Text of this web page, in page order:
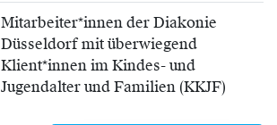
Mitarbeiter*innen der Diakonie
Düsseldorf mit überwiegend
Klient*innen im Kindes- und
Jugendalter und Familien (KKJF)